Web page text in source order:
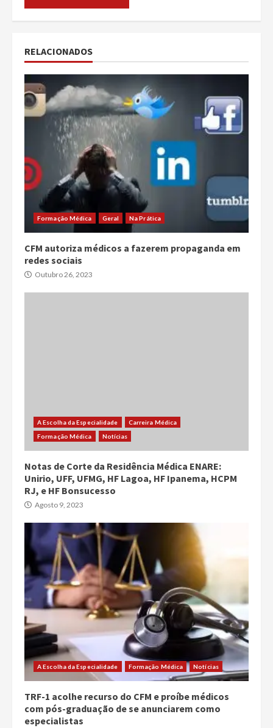
RELACIONADOS
Formação Médica Geral Na Prática
CFM autoriza médicos a fazerem propaganda em
redes sociais
Outubro 26, 2023
A Escolha da Especialidade
Carreira Médica
Formação Médica
Notícias
Notas de Corte da Residência Médica ENARE:
Unirio, UFF, UFMG, HF Lagoa, HF Ipanema, HCPM
RJ, e HF Bonsucesso
Agosto 9, 2023
A Escolha da Especialidade Formação Médica Notícias
TRF-1 acolhe recurso do CFM e proíbe médicos
com pós-graduação de se anunciarem como
especialistas